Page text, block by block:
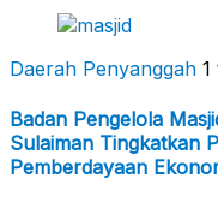
Daerah Penyanggah 1
Badan Pengelola
Sulaiman Tingkatkan
Pemberdayaan